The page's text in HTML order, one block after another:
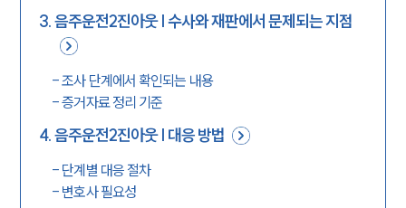
3.음주운전2진아웃 | 수사와 재판에서 문제되는 지점
-조사 단계에서 확인되는 내용
-증거자료 정리 기준
4.음주운전2진아웃 | 대응 방법
- 단계별 대응 절차
- 변호사 필요성